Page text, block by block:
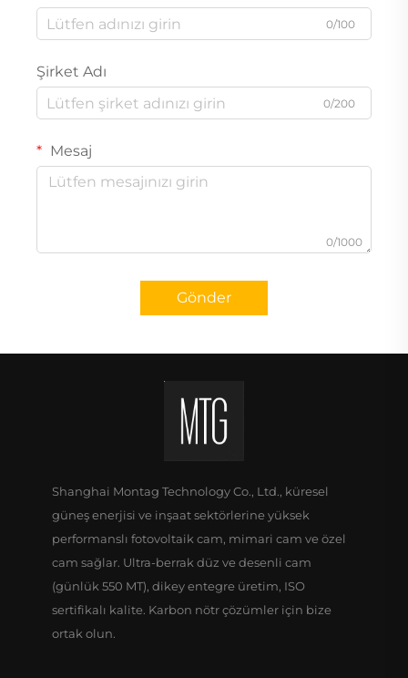
0/100
Şirket Adı
0/200
Mesaj
0/1000
Gönder
Shanghai Montag Technology Co., Ltd., küresel
güneş enerjisi ve inşaat sektörlerine yüksek
performanslı fotovoltaik cam, mimari cam ve özel
cam sağlar. Ultra-berrak düz ve desenli cam
(günlük 550 MT), dikey entegre üretim, ISO
sertifikalı kalite. Karbon nötr çözümler için bize
ortak olun.